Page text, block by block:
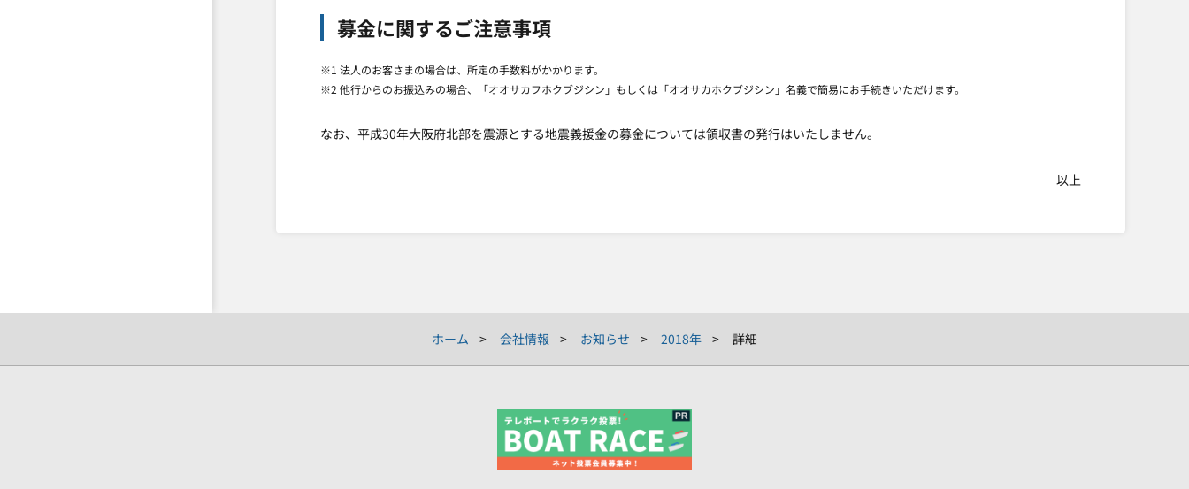
募金に関するご注意事項
※1 法人のお客さまの場合は、所定の手数料がかかります。
※2 他行からのお振込みの場合、「オオサカフホクブジシン」もしくは「オオサカホクブジシン」名義で簡易にお手続きいただけます。
なお、平成30年大阪府北部を震源とする地震義援金の募金については領収書の発行はいたしません。
以上
ホーム 会社情報 お知らせ 2018年 詳細